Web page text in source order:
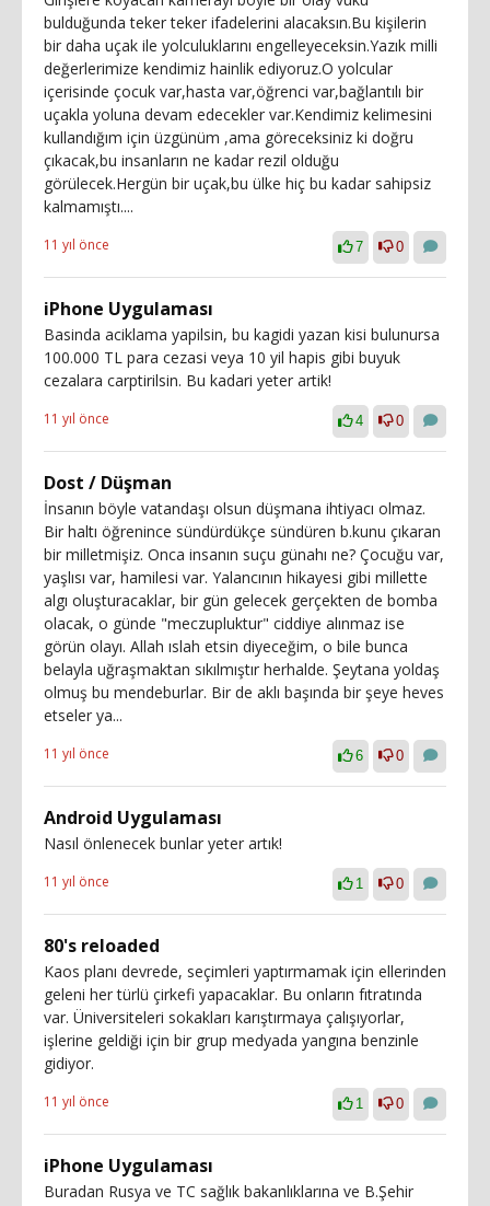
bulduğunda teker teker ifadelerini alacaksın.Bu kişilerin
bir daha uçak ile yolculuklarını engelleyeceksin.Yazık milli
değerlerimize kendimiz hainlik ediyoruz.O yolcular
içerisinde çocuk var,hasta var,öğrenci var,bağlantılı bir
uçakla yoluna devam edecekler var.Kendimiz kelimesini
kullandığım için üzgünüm ,ama göreceksiniz ki doğru
çıkacak,bu insanların ne kadar rezil olduğu
görülecek.Hergün bir uçak,bu ülke hiç bu kadar sahipsiz
kalmamıştı....
11 yıl önce 7 0
iPhone Uygulaması
Basinda aciklama yapilsin, bu kagidi yazan kisi bulunursa
100.000 TL para cezasi veya 10 yil hapis gibi buyuk
cezalara carptirilsin. Bu kadari yeter artik!
11 yıl önce 4 0
Dost / Düşman
İnsanın böyle vatandaşı olsun düşmana ihtiyacı olmaz.
Bir haltı öğrenince sündürdükçe sündüren b.kunu çıkaran
bir milletmişiz. Onca insanın suçu günahı ne? Çocuğu var,
yaşlısı var, hamilesi var. Yalancının hikayesi gibi millette
algı oluşturacaklar, bir gün gelecek gerçekten de bomba
olacak, o günde "meczupluktur" ciddiye alınmaz ise
görün olayı. Allah ıslah etsin diyeceğim, o bile bunca
belayla uğraşmaktan sıkılmıştır herhalde. Şeytana yoldaş
olmuş bu mendeburlar. Bir de aklı başında bir şeye heves
etseler ya...
11 yıl önce 6 0
Android Uygulaması
Nasıl önlenecek bunlar yeter artık!
11 yıl önce 1 0
80's reloaded
Kaos planı devrede, seçimleri yaptırmamak için ellerinden
geleni her türlü çirkefi yapacaklar. Bu onların fıtratında
var. Üniversiteleri sokakları karıştırmaya çalışıyorlar,
işlerine geldiği için bir grup medyada yangına benzinle
gidiyor.
11 yıl önce 1 0
iPhone Uygulaması
Buradan Rusya ve TC sağlık bakanlıklarına ve B.Şehir